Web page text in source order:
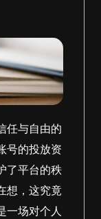
任与自由的
号的投放资
了平台的秩
想，这究竟
一场对个人